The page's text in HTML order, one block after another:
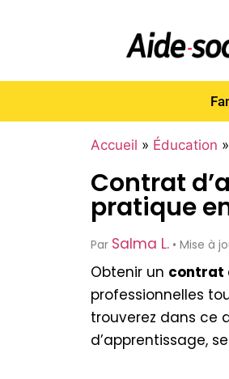
Accueil » Éducation »
Contrat
pratique
Par Salma L. • Mise à
Obtenir un contrat
professionnelles
trouverez dans ce
d’apprentissage,